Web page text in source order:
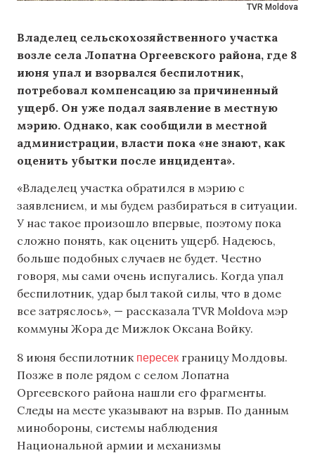
TVR Moldova
Владелец сельскохозяйственного участка
возле села Лопатна Оргеевского района, где 8
июня упал и взорвался беспилотник,
потребовал компенсацию за причиненный
ущерб. Он уже подал заявление в местную
мэрию. Однако, как сообщили в местной
администрации, власти пока «не знают, как
оценить убытки после инцидента».
«Владелец участка обратился в мэрию с
заявлением, и мы будем разбираться в ситуации.
У нас такое произошло впервые, поэтому пока
сложно понять, как оценить ущерб. Надеюсь,
больше подобных случаев не будет. Честно
говоря, мы сами очень испугались. Когда упал
беспилотник, удар был такой силы, что в доме
все затряслось», — рассказала TVR Moldova мэр
коммуны Жора де Мижлок Оксана Войку.
8 июня беспилотник пересек границу Молдовы.
Позже в поле рядом с селом Лопатна
Оргеевского района нашли его фрагменты.
Следы на месте указывают на взрыв. По данным
минобороны, системы наблюдения
Национальной армии и механизмы